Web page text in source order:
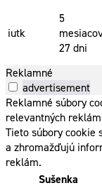
iutk
5
27 dni
Reklamné
advertisement
Reklamné súbory
relevantných
Tieto súbory cookie
a zhromažďujú
reklám.
Sušenka